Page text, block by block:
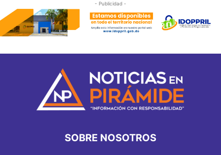
- Publicidad -
SOBRE NOSOTROS